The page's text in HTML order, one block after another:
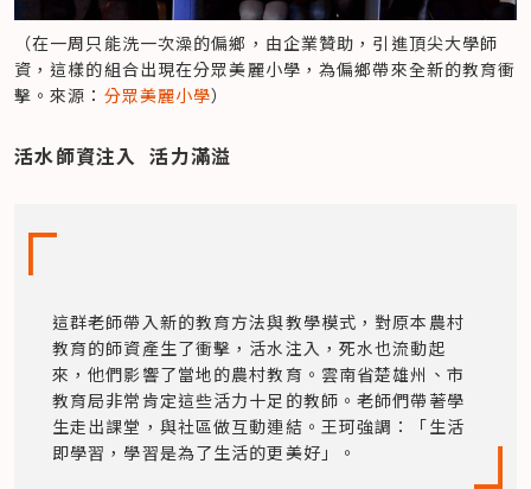
（在一周只能洗一次澡的偏鄉，由企業贊助，引進頂尖大學師
資，這樣的組合出現在分眾美麗小學，為偏鄉帶來全新的教育衝
擊。來源： 分眾美麗小學）
活水師資注入  活力滿溢
這群老師帶入新的教育方法與教學模式，對原本農村
教育的師資產生了衝擊，活水注入，死水也流動起
來，他們影響了當地的農村教育。雲南省楚雄州、市
教育局非常肯定這些活力十足的教師。老師們帶著學
生走出課堂，與社區做互動連結。王珂強調：「生活
即學習，學習是為了生活的更美好」。